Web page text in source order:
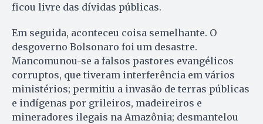
ficou livre das dívidas públicas.
Em seguida, aconteceu coisa semelhante. O
desgoverno Bolsonaro foi um desastre.
Mancomunou-se a falsos pastores evangélicos
corruptos, que tiveram interferência em vários
ministérios; permitiu a invasão de terras públicas
e indígenas por grileiros, madeireiros e
mineradores ilegais na Amazônia; desmantelou